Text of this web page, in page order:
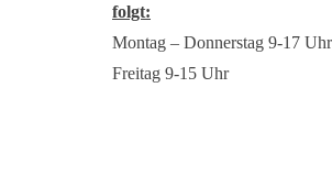
folgt:
Montag – Donnerstag 9-17 Uhr
Freitag 9-15 Uhr